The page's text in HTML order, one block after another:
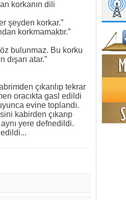
korkanın dili
şeyden korkar.”
korkmamaktır.”
bulunmaz. Bu korku
atar.”
çıkarılıp tekrar
oracıkta gasl edildi
evine toplandı.
kabirden çıkarıp
yere defnedildi.